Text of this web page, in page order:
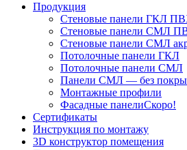
Продукция
Стеновые панели ГКЛ
Стеновые панели СМЛ
Стеновые панели СМЛ
Потолочные панели ГКЛ
Потолочные панели СМЛ
Панели СМЛ — без
Монтажные профили
Фасадные панелиСкоро!
Сертификаты
Инструкция по монтажу
3D конструктор помещения